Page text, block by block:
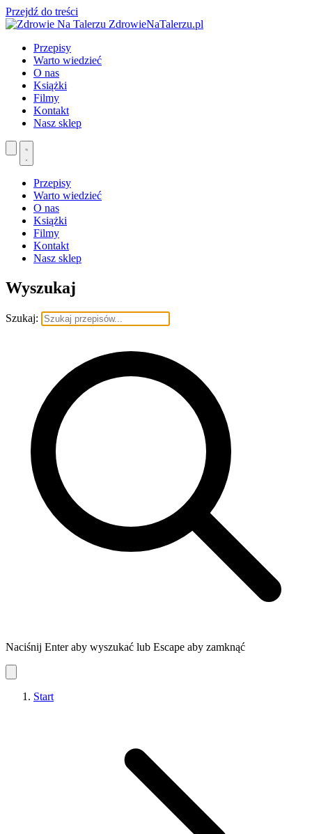
Przejdź do treści
ZdrowieNaTalerzu.pl
Przepisy
Warto wiedzieć
O nas
Książki
Filmy
Kontakt
Nasz sklep
Przepisy
Warto wiedzieć
O nas
Książki
Filmy
Kontakt
Nasz sklep
Wyszukaj
Szukaj:
Naciśnij Enter aby wyszukać lub Escape aby zamknąć
Start